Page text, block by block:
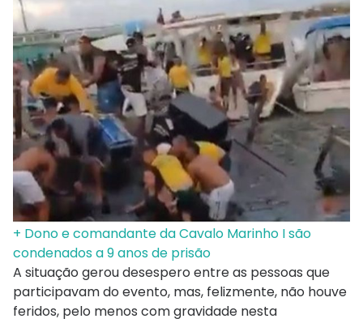
+ Dono e comandante da Cavalo Marinho I são
condenados a 9 anos de prisão
A situação gerou desespero entre as pessoas que
participavam do evento, mas, felizmente, não houve
feridos, pelo menos com gravidade nesta